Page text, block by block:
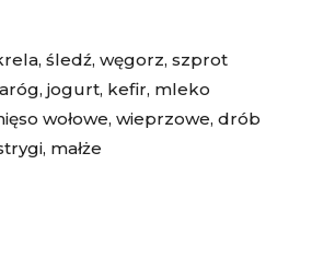
śledź, węgorz, szprot
jogurt, kefir, mleko
wołowe, wieprzowe, drób
małże